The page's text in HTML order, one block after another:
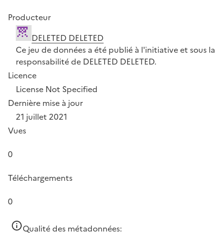
Producteur
DELETED DELETED
Ce jeu de données a été publié à l'initiative et sous la
responsabilité de DELETED DELETED.
Licence
License Not Specified
Dernière mise à jour
21 juillet 2021
Vues
0
Téléchargements
0
Qualité des métadonnées: